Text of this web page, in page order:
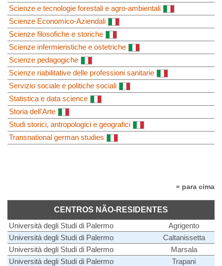
Scienze e tecnologie forestali e agro-ambientali
Scienze Economico-Aziendali
Scienze filosofiche e storiche
Scienze infermieristiche e ostetriche
Scienze pedagogiche
Scienze riabilitative delle professioni sanitarie
Servizio sociale e politiche sociali
Statistica e data science
Storia dell'Arte
Studi storici, antropologici e geografici
Transnational german studies
» para cima
CENTROS NÃO-RESIDENTES
Università degli Studi di Palermo
Agrigento
Università degli Studi di Palermo
Caltanissetta
Università degli Studi di Palermo
Marsala
Università degli Studi di Palermo
Trapani